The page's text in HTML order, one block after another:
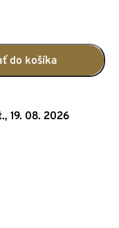
do košíka
19. 08. 2026